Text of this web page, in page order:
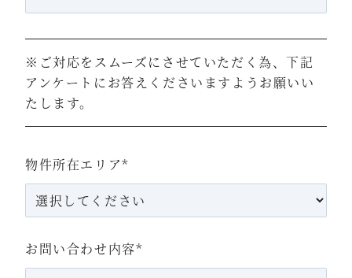
※ご対応をスムーズにさせていただく為、下記
アンケートにお答えくださいますようお願いい
たします。
物件所在エリア*
お問い合わせ内容*